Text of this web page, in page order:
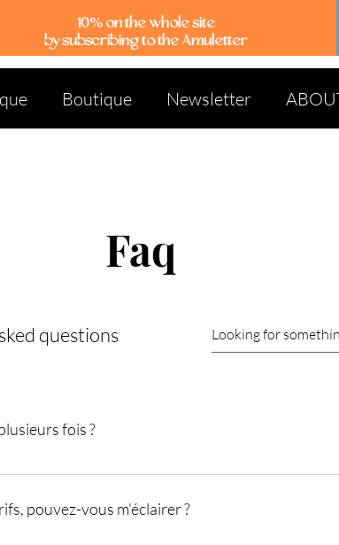
10% on the whole site
by subscribing to the Amuletter
Boutique Newsletter
Faq
questions
fois ?
se faire en une fois au moment de la réservation.
pouvez-vous m'éclairer ?